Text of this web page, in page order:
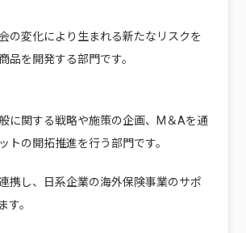
の変化により生まれる新たなリスクを
品を開発する部門です。
に関する戦略や施策の企画、M＆Aを通
トの開拓推進を行う部門です。
携し、日系企業の海外保険事業のサポ
す。